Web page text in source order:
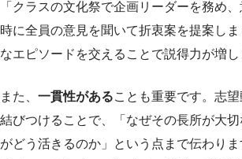
「クラスの文化祭で企画リーダーを務め
時に全員の意見を聞いて折衷案を提案し
なエピソードを交えることで説得力が増し
また、 一貫性があることも重要です。志
結びつけることで、「なぜその長所が大
がどう活きるのか」という点まで伝わり